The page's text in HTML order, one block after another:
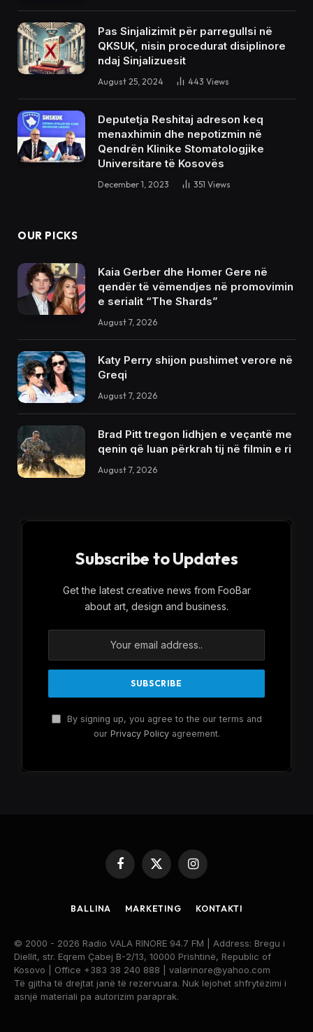
Pas Sinjalizimit për parregullsi në
QKSUK, nisin procedurat disiplinore
ndaj Sinjalizuesit
August 25, 2024 443 Views
Deputetja Reshitaj adreson keq
menaxhimin dhe nepotizmin në
Qendrën Klinike Stomatologjike
Universitare të Kosovës
December 1, 2023 351 Views
OUR PICKS
Kaia Gerber dhe Homer Gere në
qendër të vëmendjes në promovimin
e serialit “The Shards”
August 7, 2026
Katy Perry shijon pushimet verore në
Greqi
August 7, 2026
Brad Pitt tregon lidhjen e veçantë me
qenin që luan përkrah tij në filmin e ri
August 7, 2026
Subscribe to Updates
Get the latest creative news from FooBar
about art, design and business.
By signing up, you agree to the our terms and
our Privacy Policyagreement.
Facebook
X
(Twitter)
Instagram
BALLINA MARKETING KONTAKTI
© 2000 - 2026 Radio VALA RINORE 94.7 FM | Address: Bregu i
Diellit, str. Eqrem Çabej B-2/13, 10000 Prishtinë, Republic of
Kosovo | Office +383 38 240 888 | valarinore@yahoo.com
Të gjitha të drejtat janë të rezervuara. Nuk lejohet shfrytëzimi i
asnjë materiali pa autorizim paraprak.